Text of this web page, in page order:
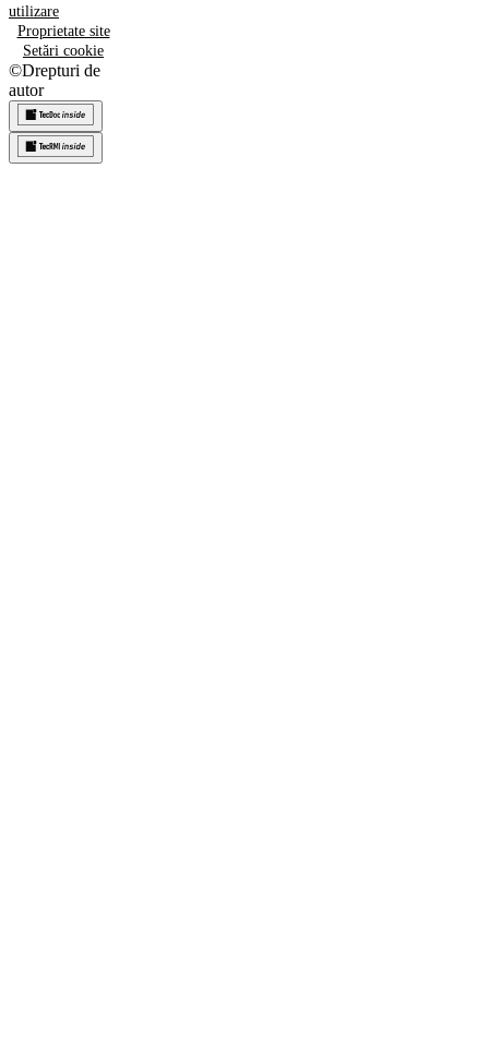
utilizare
Proprietate site
Setări cookie
©Drepturi de
autor